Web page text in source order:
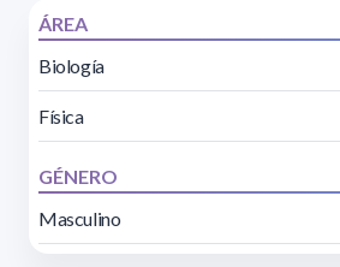
ÁREA
Biología
Física
GÉNERO
Masculino